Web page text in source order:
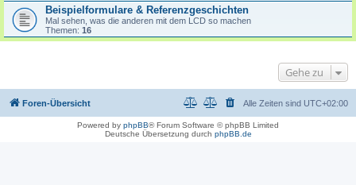
Beispielformulare & Referenzgeschichten
Mal sehen, was die anderen mit dem LCD so machen
Themen: 16
Gehe zu
Foren-Übersicht Alle Zeiten sind UTC+02:00
Powered by phpBB® Forum Software © phpBB Limited
Deutsche Übersetzung durch phpBB.de